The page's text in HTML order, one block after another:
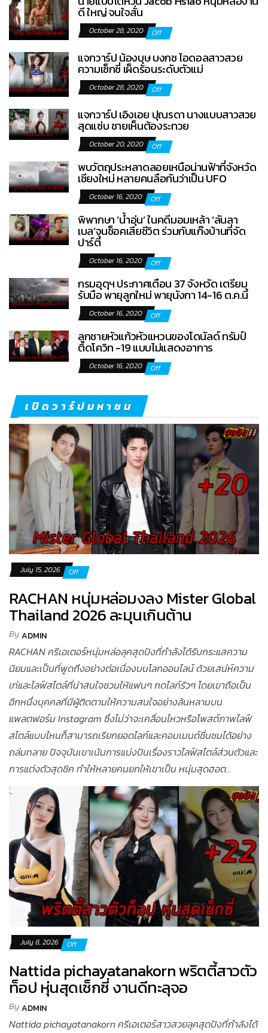
ดี ใหญ่ จนใจสั่น
October 28, 2020 Off
แจกวาร์ป น้องบุษ บงกช ไอดอลสาวสวย
ความเซ็กซี่ เผ็ดร้อนระดับตัวแม่
October 28, 2020 Off
แจกวาร์ป เอิงเอย ปุณรดา นางแบบสาวสวย
สุดแซ่บ ชายเห็นต้องระทวย
October 20, 2020 Off
พบวัตถุประหลาดลอยเหนือน่านฟ้าที่จังหวัด
เชียงใหม่ หลายคนลือกันว่าเป็น UFO
October 16, 2020 Off
พิพากษา ‘น้ำอุ่น’ ในคดีมอมเหล้า ‘ลันลา
เบล’จนช็อคเสียชีวิต ร่วมกับแก๊งบ้านที่จัด
ปาร์ตี้
October 16, 2020 Off
กรมอุตุฯ ประกาศเตือน 37 จังหวัด เตรียม
รับมือ พายุลูกใหม่ พายุนังกา 14-16 ต.ค.นี้
October 16, 2020 Off
ลูกชายหัวแก้วหัวแหวนของโดนัลด์ ทรัมป์
ติดโควิท -19 แบบไม่แสดงอาการ
October 16, 2020 Off
เปิดวาร์ปมหาชน
July 15, 2026 Off
RACHAN หนุ่มหล่อมงลง Mister Global
Thailand 2026 ละมุนเกินต้าน
ByADMIN
RACHAN ครีเอเตอร์หนุ่มหล่อลุคสุดปังที่กำลังได้รับกระแสความ
นิยมและเป็นที่พูดถึงอย่างต่อเนื่องบนโลกออนไลน์ ด้วยเสน่ห์ความ
เท่และไลฟ์สไตล์ที่น่าสนใจชวนให้แฟนๆ กดไลก์รัวๆ โดยเขาถือเป็น
อีกหนึ่งบุคคลที่มีผู้ติดตามให้ความสนใจอย่างล้นหลามบน
แพลตฟอร์ม Instagram ซึ่งไม่ว่าจะเคลื่อนไหวหรือโพสต์ภาพไลฟ์
สไตล์แบบไหนก็สามารถเรียกยอดไลก์และคอมเมนต์ชื่นชมได้อย่าง
ถล่มทลาย ปัจจุบันเขาเน้นการแบ่งปันเรื่องราวไลฟ์สไตล์ส่วนตัวและ
การแต่งตัวสุดชิค ทำให้หลายคนยกให้เขาเป็น หนุ่มสุดฮอต...
July 8, 2026 Off
Nattida pichayatanakorn พริตตี้สาวตัว
ท็อป หุ่นสุดเซ็กซี่ งานดีทะลุจอ
ByADMIN
Nattida pichayatanakorn ครีเอเตอร์สาวสวยลุคสุดปังที่กำลังได้